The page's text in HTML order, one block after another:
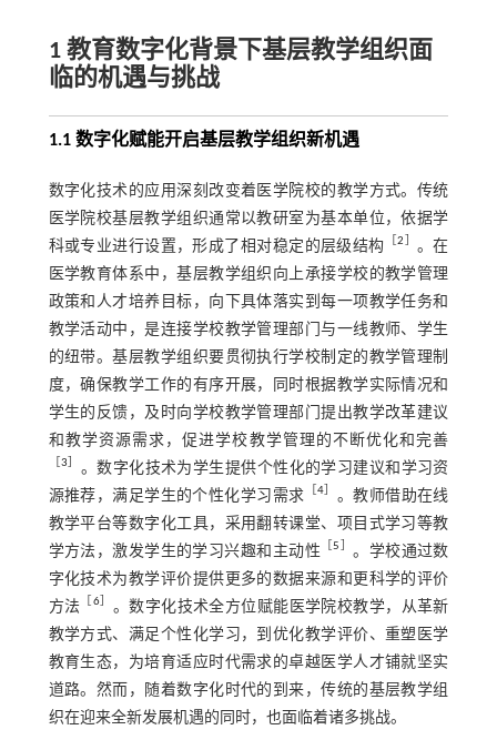
1 教育数字化背景下基层教学组织面
临的机遇与挑战
1.1 数字化赋能开启基层教学组织新机遇
数字化技术的应用深刻改变着医学院校的教学方式。传统
医学院校基层教学组织通常以教研室为基本单位，依据学
科或专业进行设置，形成了相对稳定的层级结构 ［2］ 。在
医学教育体系中，基层教学组织向上承接学校的教学管理
政策和人才培养目标，向下具体落实到每一项教学任务和
教学活动中，是连接学校教学管理部门与一线教师、学生
的纽带。基层教学组织要贯彻执行学校制定的教学管理制
度，确保教学工作的有序开展，同时根据教学实际情况和
学生的反馈，及时向学校教学管理部门提出教学改革建议
和教学资源需求，促进学校教学管理的不断优化和完善
［3］ 。数字化技术为学生提供个性化的学习建议和学习资
源推荐，满足学生的个性化学习需求 ［4］ 。教师借助在线
教学平台等数字化工具，采用翻转课堂、项目式学习等教
学方法，激发学生的学习兴趣和主动性 ［5］ 。学校通过数
字化技术为教学评价提供更多的数据来源和更科学的评价
方法 ［6］ 。数字化技术全方位赋能医学院校教学，从革新
教学方式、满足个性化学习，到优化教学评价、重塑医学
教育生态，为培育适应时代需求的卓越医学人才铺就坚实
道路。然而，随着数字化时代的到来，传统的基层教学组
织在迎来全新发展机遇的同时，也面临着诸多挑战。